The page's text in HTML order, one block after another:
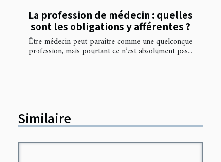
La profession de médecin : quelles
sont les obligations y afférentes ?
Être médecin peut paraître comme une quelconque
profession, mais pourtant ce n’est absolument pas...
Similaire